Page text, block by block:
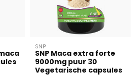
SNP
SNP Maca extra forte
9000mg puur 30
Vegetarische capsules